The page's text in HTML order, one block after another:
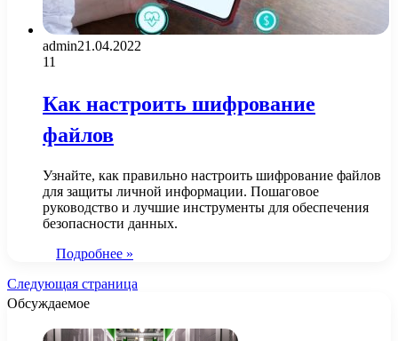
admin21.04.2022
11
Как настроить шифрование
файлов
Узнайте, как правильно настроить шифрование файлов
для защиты личной информации. Пошаговое
руководство и лучшие инструменты для обеспечения
безопасности данных.
Подробнее »
Следующая страница
Обсуждаемое